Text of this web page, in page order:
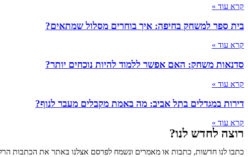
קרא עוד »
בית ספר למשחק בחיפה: איך בוחרים מסלול שמתאים?
קרא עוד »
סדנאות משחק: האם אפשר ללמוד להיות נוכחים יותר?
קרא עוד »
דירות במגדלים בתל אביב: מה באמת מקבלים מעבר לנוף?
קרא עוד »
רוצה לחדש לנו?
כתבו לנו חדשות, כתבות או מאמרים ונשמח לפרסם אצלנו באתר את הכתבות